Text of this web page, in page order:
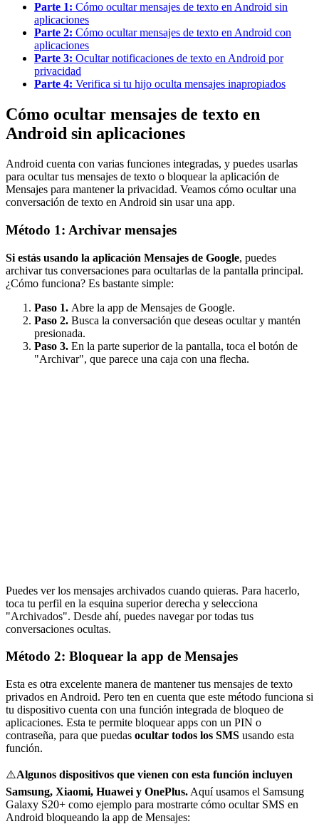
Parte 1: Cómo ocultar mensajes de texto en Android sin
aplicaciones
Parte 2: Cómo ocultar mensajes de texto en Android con
aplicaciones
Parte 3: Ocultar notificaciones de texto en Android por
privacidad
Parte 4: Verifica si tu hijo oculta mensajes inapropiados
Cómo ocultar mensajes de texto en
Android sin aplicaciones
Android cuenta con varias funciones integradas, y puedes usarlas
para ocultar tus mensajes de texto o bloquear la aplicación de
Mensajes para mantener la privacidad. Veamos cómo ocultar una
conversación de texto en Android sin usar una app.
Método 1: Archivar mensajes
Si estás usando la aplicación Mensajes de Google, puedes
archivar tus conversaciones para ocultarlas de la pantalla principal.
¿Cómo funciona? Es bastante simple:
Paso 1. Abre la app de Mensajes de Google.
Paso 2. Busca la conversación que deseas ocultar y mantén
presionada.
Paso 3. En la parte superior de la pantalla, toca el botón de
"Archivar", que parece una caja con una flecha.
Puedes ver los mensajes archivados cuando quieras. Para hacerlo,
toca tu perfil en la esquina superior derecha y selecciona
"Archivados". Desde ahí, puedes navegar por todas tus
conversaciones ocultas.
Método 2: Bloquear la app de Mensajes
Esta es otra excelente manera de mantener tus mensajes de texto
privados en Android. Pero ten en cuenta que este método funciona si
tu dispositivo cuenta con una función integrada de bloqueo de
aplicaciones. Esta te permite bloquear apps con un PIN o
contraseña, para que puedas ocultar todos los SMS usando esta
función.
⚠️Algunos dispositivos que vienen con esta función incluyen
Samsung, Xiaomi, Huawei y OnePlus. Aquí usamos el Samsung
Galaxy S20+ como ejemplo para mostrarte cómo ocultar SMS en
Android bloqueando la app de Mensajes: